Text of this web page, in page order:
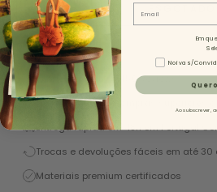
Descrição
Excelente 4,9/5 (+1450 Reviews)
Envios grátis em compras superiores a
Entrega rápida em 48h em Portugal
Trocas e devoluções fáceis em até 30
Materiais premium certificados
Email
Em
Tipo deNoivas/
Ao subscrever,